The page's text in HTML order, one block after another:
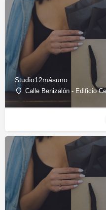
Studio12másuno
Calle Benizalón - Edificio